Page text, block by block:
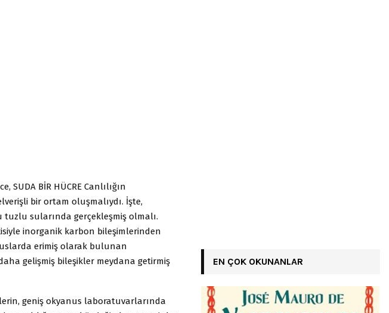
SUDA BİR HÜCRE Canlılığın
bir ortam oluşmalıydı. İşte,
tuzlu sularında gerçekleşmiş olmalı.
inorganik karbon bileşimlerinden
erimiş olarak bulunan
gelişmiş bileşikler meydana getirmiş
geniş okyanus laboratuvarlarında
EN ÇOK OKUNANLAR